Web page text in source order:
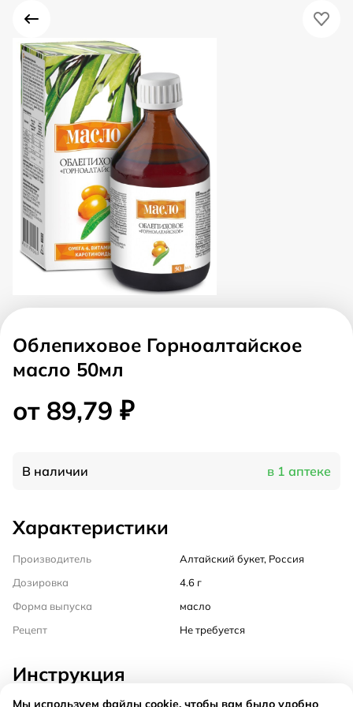
Облепиховое Горноалтайское
масло 50мл
от 89,79 ₽
В наличии в 1 аптеке
Характеристики
Производитель
Алтайский букет, Россия
Дозировка
4.6 г
Форма выпуска
масло
Рецепт
Не требуется
Инструкция
Мы используем файлы cookie, чтобы вам было удобно